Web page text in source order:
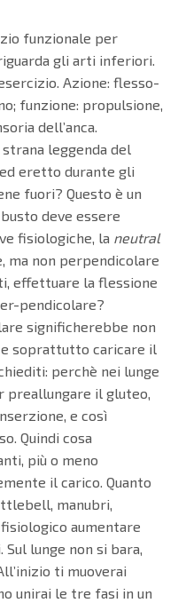
funzionale per
gli arti inferiori.
Azione: flesso-
funzione: propulsione,
dell’anca.
strana leggenda del
eretto durante gli
fuori? Questo è un
deve essere
fisiologiche, la neutral
non perpendicolare
effettuare la flessione
pendicolare?
significherebbe non
soprattutto caricare il
perchè nei lunge
preallungare il gluteo,
e così
Quindi cosa
più o meno
il carico. Quanto
manubri,
aumentare
lunge non si bara,
ti muoverai
unirai le tre fasi in un